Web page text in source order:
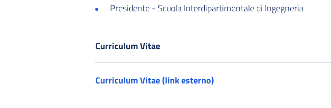
Presidente - Scuola Interdipartimentale di Ingegneria
Curriculum Vitae
Curriculum Vitae (link esterno)